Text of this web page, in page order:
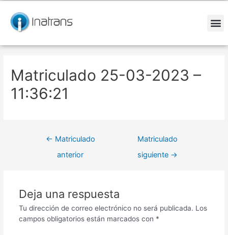
contenido
Matriculado 25-03-2023 –
11:36:21
de
entradas
← Matriculado
anterior
Matriculado
siguiente →
Deja una respuesta
Tu dirección de correo electrónico no será publicada. Los
campos obligatorios están marcados con *